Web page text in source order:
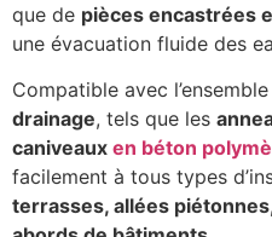
que de pièces encastrées
une évacuation fluide des
Compatible avec
drainage, tels que les
caniveaux en béton
facilement à tous types
terrasses, allées